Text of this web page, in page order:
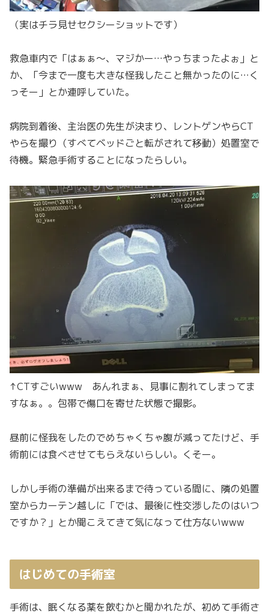
（実はチラ見せセクシーショットです）
救急車内で「はぁぁ～、マジかー…やっちまったよぉ」と
か、「今まで一度も大きな怪我したこと無かったのに…く
っそー」とか連呼していた。
病院到着後、主治医の先生が決まり、レントゲンやらCT
やらを撮り（すべてベッドごと転がされて移動）処置室で
待機。緊急手術することになったらしい。
↑CTすごいwww あんれまぁ、見事に割れてしまってま
すなぁ。。包帯で傷口を寄せた状態で撮影。
昼前に怪我をしたのでめちゃくちゃ腹が減ってたけど、手
術前には食べさせてもらえないらしい。くそー。
しかし手術の準備が出来るまで待っている間に、隣の処置
室からカーテン越しに「では、最後に性交渉したのはいつ
ですか？」とか聞こえてきて気になって仕方ないwww
はじめての手術室
手術は、眠くなる薬を飲むかと聞かれたが、初めて手術さ